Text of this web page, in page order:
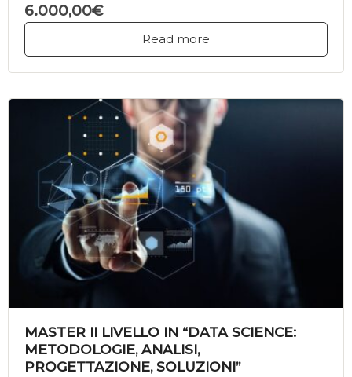
6.000,00€
Read more
MASTER II LIVELLO IN “DATA SCIENCE:
METODOLOGIE, ANALISI,
PROGETTAZIONE, SOLUZIONI”